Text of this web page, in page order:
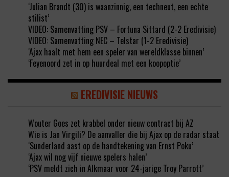
‘Julian Brandt (30) is waanzinnig, een techneut, een echte
stilist’
VIDEO: Samenvatting PSV – Fortuna Sittard (2-2 Eredivisie)
VIDEO: Samenvatting NEC – Telstar (1-2 Eredivisie)
‘Ajax haalt met hem een speler van wereldklasse binnen’
‘Feyenoord zet in op huurdeal met een koopoptie’
EREDIVISIE NIEUWS
Wouter Goes zet krabbel onder nieuw contract bij AZ
Wie is Jan Virgili? De aanvaller die bij Ajax op de radar staat
‘Sunderland aast op de handtekening van Ernst Poku’
‘Ajax wil nog vijf nieuwe spelers halen’
‘PSV meldt zich in Alkmaar voor 24-jarige Troy Parrott’